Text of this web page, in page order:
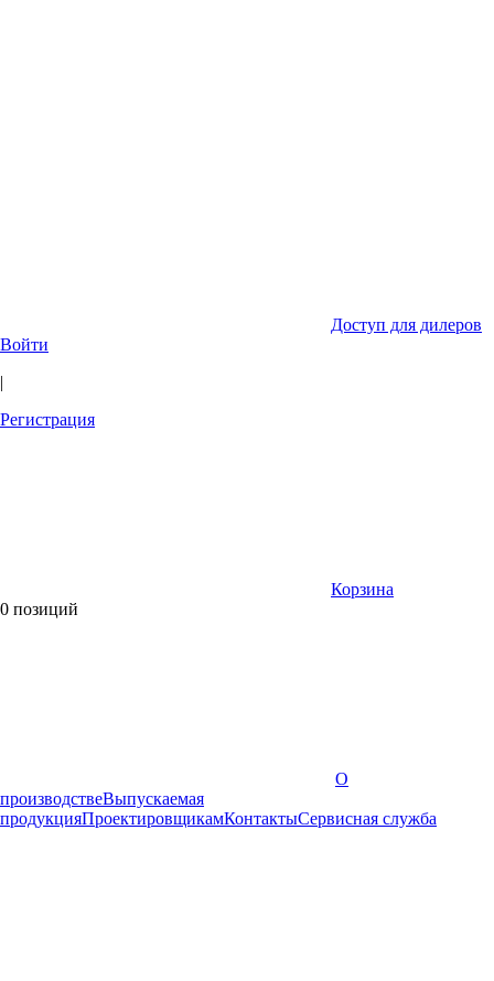
Доступ для дилеров
Войти
|
Регистрация
Корзина
0 позиций
О
производствеВыпускаемая
продукцияПроектировщикамКонтактыCервисная служба